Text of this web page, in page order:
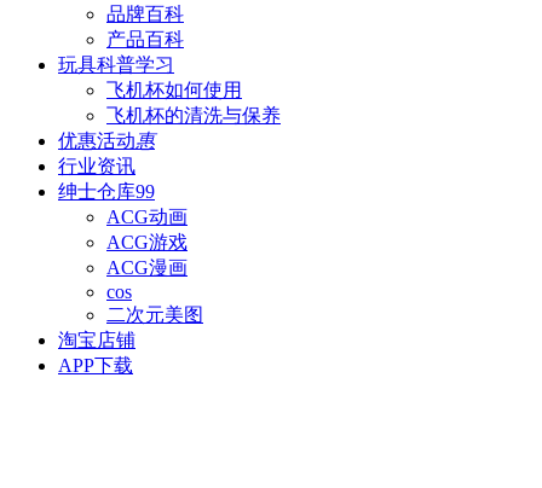
品牌百科
产品百科
玩具科普学习
飞机杯如何使用
飞机杯的清洗与保养
优惠活动惠
行业资讯
绅士仓库99
ACG动画
ACG游戏
ACG漫画
cos
二次元美图
淘宝店铺
APP下载